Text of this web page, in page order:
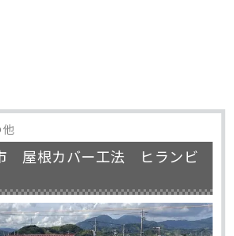
他
屋根カバー工法 ヒランビ